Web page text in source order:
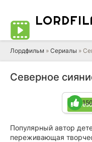
LORD
Лордфильм » Сериалы »
Северное
9
Популярный автор
переживающая